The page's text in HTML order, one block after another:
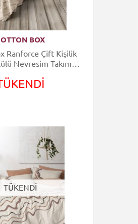
BOX
Ranforce Çift Kişilik
Nevresim Takımı
TÜKENDİ